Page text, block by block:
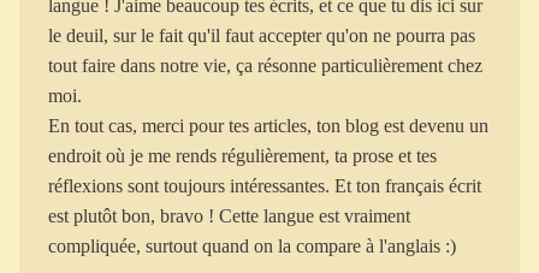
langue ! J'aime beaucoup tes écrits, et ce que tu dis ici sur
le deuil, sur le fait qu'il faut accepter qu'on ne pourra pas
tout faire dans notre vie, ça résonne particulièrement chez
moi.
En tout cas, merci pour tes articles, ton blog est devenu un
endroit où je me rends régulièrement, ta prose et tes
réflexions sont toujours intéressantes. Et ton français écrit
est plutôt bon, bravo ! Cette langue est vraiment